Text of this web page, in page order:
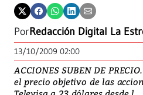
PorRedacción Digital La
13/10/2009 02:00
ACCIONES SUBEN DE
el precio objetivo de las